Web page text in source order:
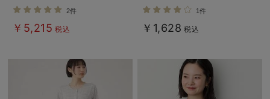
タニティ・授乳パジャマ【産後も長
2件
￥5,215 税込
使える】
1件
￥1,628 税込